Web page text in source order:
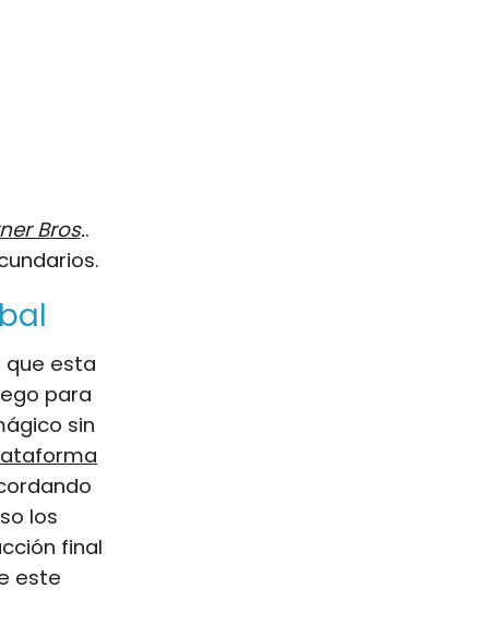
Bros..
que esta
para
sin
los
final
este